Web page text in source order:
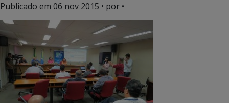
Publicado em 06 nov 2015 • por •